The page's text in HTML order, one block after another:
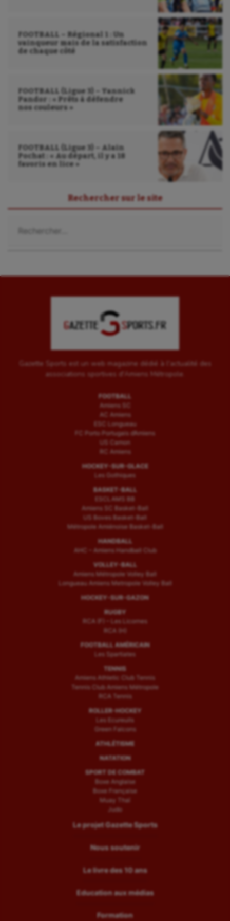
Water-polo
FOOTBALL – Régional 1 : Un
vainqueur mais de la satisfaction
de chaque côté
FOOTBALL (Ligue 3) – Yannick
Pandor : « Prêts à défendre
nos couleurs »
FOOTBALL (Ligue 3) – Alain
Pochat : « Au départ, il y a 18
favoris en lice »
Rechercher sur le site
Gazette Sports est un web magazine dédié à l'actualité des
associations sportives d'Amiens Métropole.
FOOTBALL
Amiens SC
AC Amiens
ESC Longueau
FC Porto Portugais d’Amiens
US Camon
RC Amiens
HOCKEY-SUR-GLACE
Les Gothiques
BASKET-BALL
ESCLAMS BB
Amiens SC Basket-Ball
US Boves Basket-Ball
Métropole Amiénoise Basket-Ball
HANDBALL
AHC – Amiens Handball Club
VOLLEY-BALL
Amiens Métropole Volley Ball
Longueau Amiens Metropole Volley Ball
HOCKEY-SUR-GAZON
RUGBY
RCA (F) – Les Licornes
RCA (H)
FOOTBALL AMÉRICAIN
Les Spartiates
TENNIS
Amiens Athletic Club Tennis
Tennis Club Amiens Métropole
RCA Tennis
ROLLER-HOCKEY
Les Ecureuils
Green Falcons
ATHLÉTISME
NATATION
SPORT DE COMBAT
Boxe Anglaise
Boxe Française
Muay Thaï
Judo
Le projet Gazette Sports
Nous soutenir
Le livre des 10 ans
Education aux médias
Formation